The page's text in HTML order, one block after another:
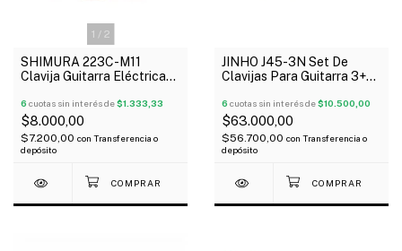
1 / 2
SHIMURA 223C-M11
Clavija Guitarra Eléctrica
Unidad
6 cuotas sin interés de$1.333,33
$8.000,00
$7.200,00 con Transferencia o
depósito
JINHO J45-3N Set De
Clavijas Para Guitarra 3+3
6 cuotas sin interés de$10.500,00
$63.000,00
$56.700,00 con Transferencia o
depósito